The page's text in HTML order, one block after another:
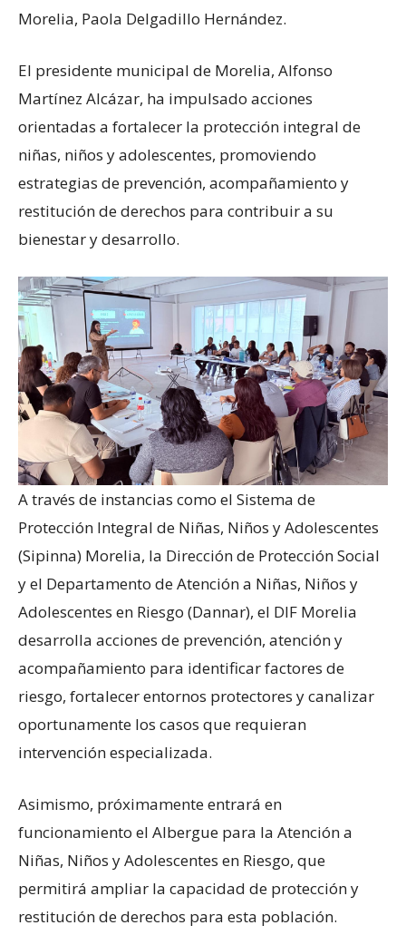
Morelia, Paola Delgadillo Hernández.
El presidente municipal de Morelia, Alfonso
Martínez Alcázar, ha impulsado acciones
orientadas a fortalecer la protección integral de
niñas, niños y adolescentes, promoviendo
estrategias de prevención, acompañamiento y
restitución de derechos para contribuir a su
bienestar y desarrollo.
A través de instancias como el Sistema de
Protección Integral de Niñas, Niños y Adolescentes
(Sipinna) Morelia, la Dirección de Protección Social
y el Departamento de Atención a Niñas, Niños y
Adolescentes en Riesgo (Dannar), el DIF Morelia
desarrolla acciones de prevención, atención y
acompañamiento para identificar factores de
riesgo, fortalecer entornos protectores y canalizar
oportunamente los casos que requieran
intervención especializada.
Asimismo, próximamente entrará en
funcionamiento el Albergue para la Atención a
Niñas, Niños y Adolescentes en Riesgo, que
permitirá ampliar la capacidad de protección y
restitución de derechos para esta población.